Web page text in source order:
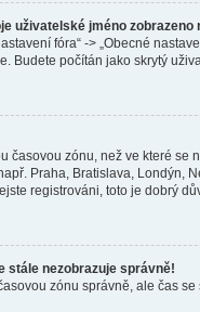
uživatelské jméno
fóra“ -> „Obecné
Budete počítán jako skrytý
časovou zónu, než ve které se
Praha, Bratislava, Londýn,
registrováni, toto je dobrý
stále nezobrazuje správně!
zónu správně, ale čas